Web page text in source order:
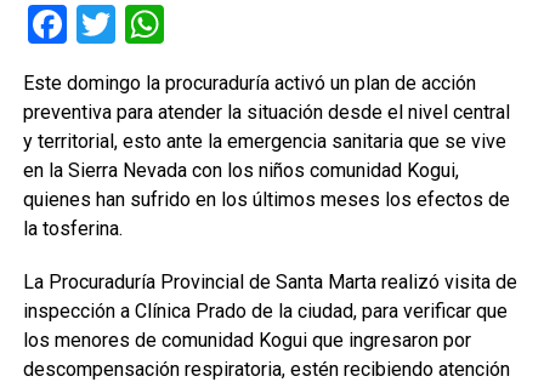
Facebook
TwitterWhatsApp
Este domingo la procuraduría activó un plan de acción
preventiva para atender la situación desde el nivel central
y territorial, esto ante la emergencia sanitaria que se vive
en la Sierra Nevada con los niños comunidad Kogui,
quienes han sufrido en los últimos meses los efectos de
la tosferina.
La Procuraduría Provincial de Santa Marta realizó visita de
inspección a Clínica Prado de la ciudad, para verificar que
los menores de comunidad Kogui que ingresaron por
descompensación respiratoria, estén recibiendo atención